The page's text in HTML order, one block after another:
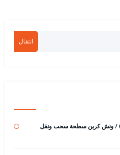
انتقال
ونش ابو حليفة رقم / 65557275 / ونش كرين سطحة سحب ونقل